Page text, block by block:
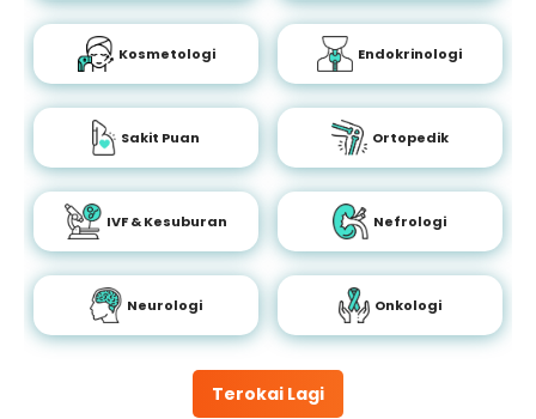
Terokai Lagi
Kosmetologi Endokrinologi
Sakit Puan Ortopedik
IVF & Kesuburan Nefrologi
Neurologi Onkologi